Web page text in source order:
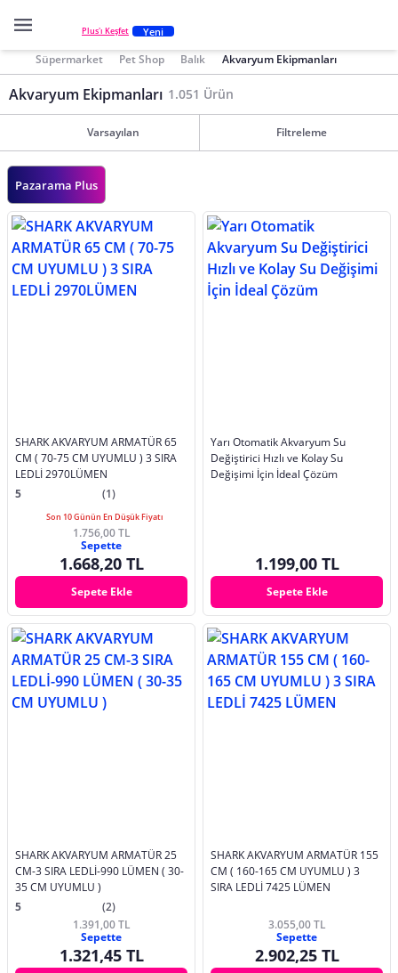
Plus'ı Keşfet Yeni
Süpermarket Pet Shop Balık Akvaryum Ekipmanları
Akvaryum Ekipmanları 1.051 Ürün
Varsayılan Filtreleme
Pazarama Plus
SHARK AKVARYUM ARMATÜR 65
CM ( 70-75 CM UYUMLU ) 3 SIRA
LEDLİ 2970LÜMEN
5
(1)
Son 10 Günün En Düşük Fiyatı
1.756,00 TL
Sepette
1.668,20 TL
Sepete Ekle
Yarı Otomatik Akvaryum Su
Değiştirici Hızlı ve Kolay Su
Değişimi İçin İdeal Çözüm
1.199,00 TL
Sepete Ekle
SHARK AKVARYUM ARMATÜR 25
CM-3 SIRA LEDLİ-990 LÜMEN ( 30-
35 CM UYUMLU )
5
(2)
1.391,00 TL
Sepette
1.321,45 TL
SHARK AKVARYUM ARMATÜR 155
CM ( 160-165 CM UYUMLU ) 3
SIRA LEDLİ 7425 LÜMEN
3.055,00 TL
Sepette
2.902,25 TL